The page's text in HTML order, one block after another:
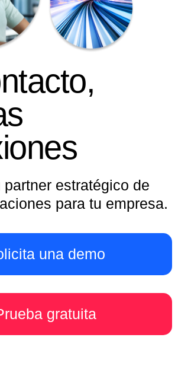
estratégico de
para tu empresa.
una demo
gratuita